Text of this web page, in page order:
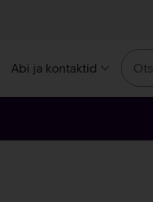
Abi ja kontaktid